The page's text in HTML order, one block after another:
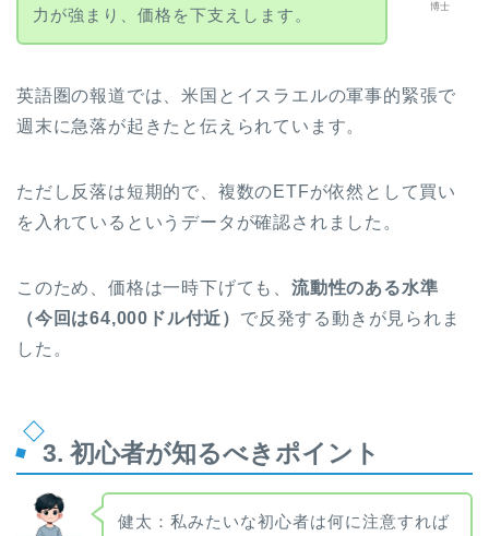
博士
力が強まり、価格を下支えします。
英語圏の報道では、米国とイスラエルの軍事的緊張で
週末に急落が起きたと伝えられています。
ただし反落は短期的で、複数のETFが依然として買い
を入れているというデータが確認されました。
このため、価格は一時下げても、 流動性のある水準
（今回は64,000ドル付近） で反発する動きが見られま
した。
3. 初心者が知るべきポイント
健太：私みたいな初心者は何に注意すれば